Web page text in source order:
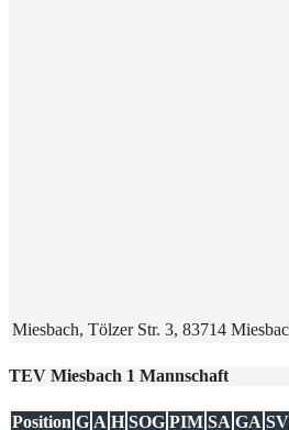
Miesbach, Tölzer Str. 3, 83714
TEV Miesbach 1 Mannschaft
Position G A H SOG PIM SA GA SV